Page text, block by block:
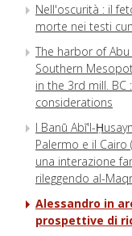
Nell'oscurità : il
morte nei testi
The harbor of
Southern
in the 3rd mill. BC
considerations
I Banū Abī'l-
Palermo e il Cairo
una interazione
rileggendo al-
Alessandro in
prospettive di